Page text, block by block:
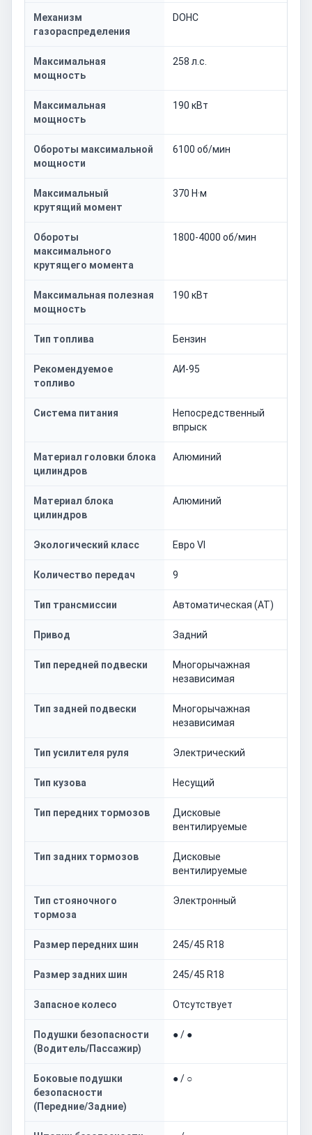
Механизм
газораспределения
DOHC
Максимальная
мощность
258 л.с.
Максимальная
мощность
190 кВт
Обороты максимальной
мощности
6100 об/мин
Максимальный
крутящий момент
370 Н·м
Обороты
максимального
крутящего момента
1800-4000 об/мин
Максимальная полезная
мощность
190 кВт
Тип топлива Бензин
Рекомендуемое
топливо
АИ-95
Система питания
Непосредственный
впрыск
Материал головки блока
цилиндров
Алюминий
Материал блока
цилиндров
Алюминий
Экологический класс Евро VI
Количество передач 9
Тип трансмиссии Автоматическая (AT)
Привод Задний
Тип передней подвески
Многорычажная
независимая
Тип задней подвески
Многорычажная
независимая
Тип усилителя руля Электрический
Тип кузова Несущий
Тип передних тормозов
Дисковые
вентилируемые
Тип задних тормозов
Дисковые
вентилируемые
Тип стояночного
тормоза
Электронный
Размер передних шин 245/45 R18
Размер задних шин 245/45 R18
Запасное колесо Отсутствует
Подушки безопасности
(Водитель/Пассажир)
● / ●
Боковые подушки
безопасности
(Передние/Задние)
● / ○